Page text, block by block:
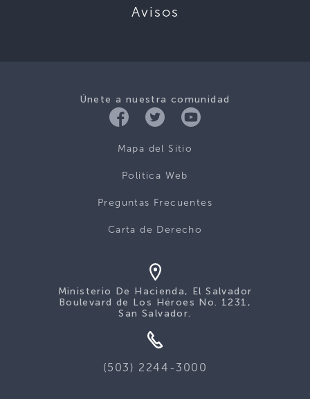
Avisos
Únete a nuestra comunidad
Mapa del Sitio
Politica Web
Preguntas Frecuentes
Carta de Derecho
Ministerio De Hacienda, El Salvador
Boulevard de Los Héroes No. 1231,
San Salvador.
(503) 2244-3000